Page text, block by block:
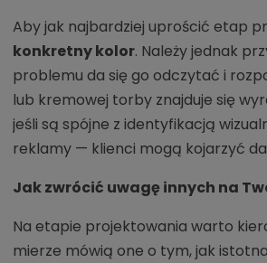
Aby jak najbardziej uprościć etap
konkretny kolor. Należy jednak
problemu da się go odczytać i
lub kremowej torby znajduje się
jeśli są spójne z identyfikacją
reklamy — klienci mogą kojarzyć
Jak zwrócić uwagę innych na
Na etapie projektowania warto
mierze mówią one o tym, jak